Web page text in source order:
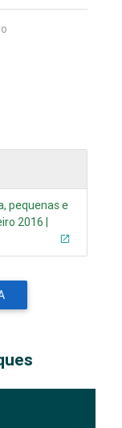
pequenas e
2016 |